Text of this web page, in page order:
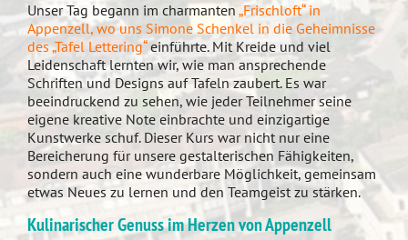
Unser Tag begann im charmanten „Frischloft“ in
Appenzell, wo uns Simone Schenkel in die Geheimnisse
des „Tafel Lettering“einführte. Mit Kreide und viel
Leidenschaft lernten wir, wie man ansprechende
Schriften und Designs auf Tafeln zaubert. Es war
beeindruckend zu sehen, wie jeder Teilnehmer seine
eigene kreative Note einbrachte und einzigartige
Kunstwerke schuf. Dieser Kurs war nicht nur eine
Bereicherung für unsere gestalterischen Fähigkeiten,
sondern auch eine wunderbare Möglichkeit, gemeinsam
etwas Neues zu lernen und den Teamgeist zu stärken.
Kulinarischer Genuss im Herzen von Appenzell